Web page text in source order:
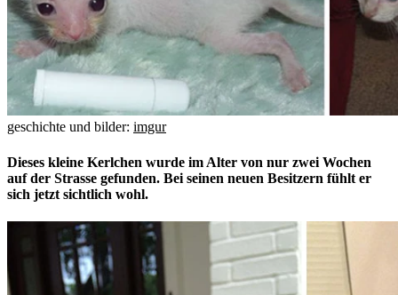
geschichte und bilder: imgur
Dieses kleine Kerlchen wurde im Alter von nur zwei Wochen
auf der Strasse gefunden. Bei seinen neuen Besitzern fühlt er
sich jetzt sichtlich wohl.